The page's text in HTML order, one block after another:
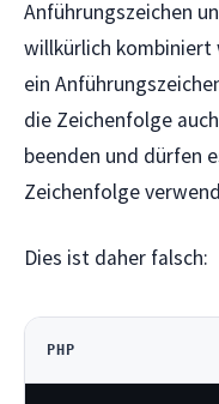
Anführungszeichen
willkürlich kombiniert
ein
die Zeichenfolge
beenden und dürfen
Zeichenfolge
Dies ist daher falsch:
PHP